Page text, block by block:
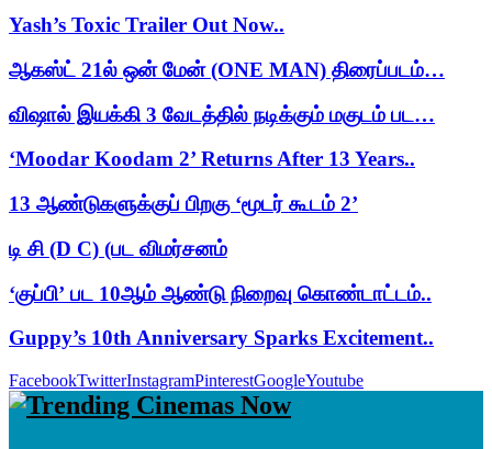
Yash’s Toxic Trailer Out Now..
ஆகஸ்ட் 21ல் ஒன் மேன் (ONE MAN) திரைப்படம்…
விஷால் இயக்கி 3 வேடத்தில் நடிக்கும் மகுடம் பட…
‘Moodar Koodam 2’ Returns After 13 Years..
13 ஆண்டுகளுக்குப் பிறகு ‘மூடர் கூடம் 2’
டி சி (D C) (பட விமர்சனம்
‘குப்பி’ பட 10ஆம் ஆண்டு நிறைவு கொண்டாட்டம்..
Guppy’s 10th Anniversary Sparks Excitement..
FacebookTwitterInstagramPinterestGoogleYoutube